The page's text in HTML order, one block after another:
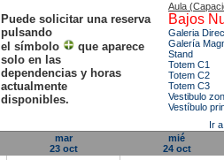
Puede solicitar una reserva
pulsando
el símbolo
que aparece
solo en las
dependencias y horas
actualmente
disponibles.
Aula
Bajos
Galeria
Galería
Stand
Totem C1
Totem C2
Totem C3
Vestibulo
Vestíbulo
Ir
mar
23 oct
mié
24 oct